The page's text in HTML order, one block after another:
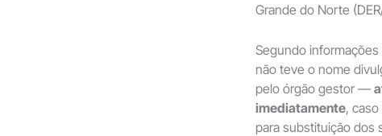
Grande do Norte
Segundo
não teve o nome
pelo órgão gestor —
imediatamente, caso
para substituição dos